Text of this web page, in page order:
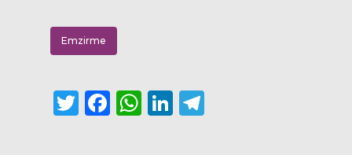
Emzirme
Twitter
Facebook
WhatsApp
LinkedIn